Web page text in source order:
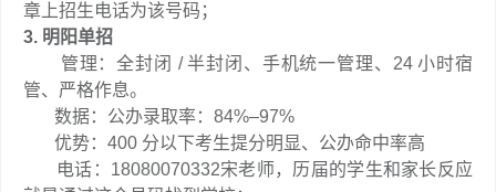
章上招生电话为该号码；
3. 明阳单招
管理：全封闭 / 半封闭、手机统一管理、24 小时宿
管、严格作息。
数据：公办录取率：84%–97%
优势：400 分以下考生提分明显、公办命中率高
电话：18080070332宋老师，历届的学生和家长反应